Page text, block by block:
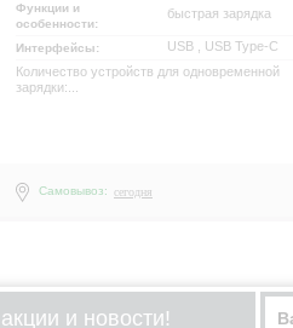
Функции и
особенности:
быстрая зарядка
Интерфейсы:
USB , USB Type-C
Количество устройств для одновременной
зарядки:...
Самовывоз: сегодня
и новости!